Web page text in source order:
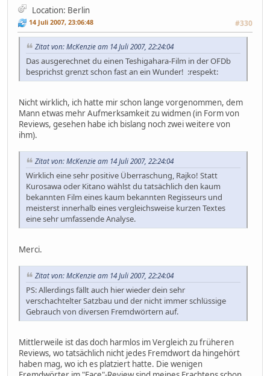
Location: Berlin
14 Juli 2007, 23:06:48 #330
Zitat von: McKenzie am 14 Juli 2007, 22:24:04
Das ausgerechnet du einen Teshigahara-Film in der OFDb
besprichst grenzt schon fast an ein Wunder! :respekt:
Nicht wirklich, ich hatte mir schon lange vorgenommen, dem
Mann etwas mehr Aufmerksamkeit zu widmen (in Form von
Reviews, gesehen habe ich bislang noch zwei weitere von
ihm).
Zitat von: McKenzie am 14 Juli 2007, 22:24:04
Wirklich eine sehr positive Überraschung, Rajko! Statt
Kurosawa oder Kitano wählst du tatsächlich den kaum
bekannten Film eines kaum bekannten Regisseurs und
meisterst innerhalb eines vergleichsweise kurzen Textes
eine sehr umfassende Analyse.
Merci.
Zitat von: McKenzie am 14 Juli 2007, 22:24:04
PS: Allerdings fällt auch hier wieder dein sehr
verschachtelter Satzbau und der nicht immer schlüssige
Gebrauch von diversen Fremdwörtern auf.
Mittlerweile ist das doch harmlos im Vergleich zu früheren
Reviews, wo tatsächlich nicht jedes Fremdwort da hingehört
haben mag, wo ich es platziert hatte. Die wenigen